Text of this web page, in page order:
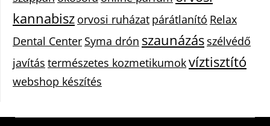
kannabisz orvosi ruházat párátlanító Relax
Dental Center Syma drón szaunázás szélvédő
javítás természetes kozmetikumokvíztisztító
webshop készítés